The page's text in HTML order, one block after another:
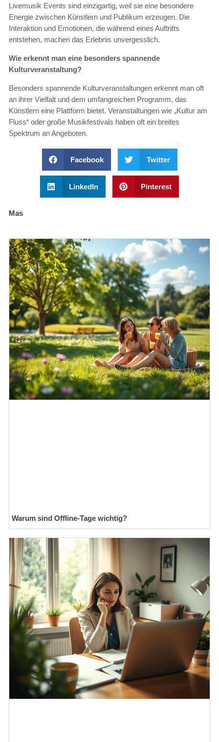
Livemusik Events sind einzigartig, weil sie eine besondere
Energie zwischen Künstlern und Publikum erzeugen. Die
Interaktion und Emotionen, die während eines Auftritts
entstehen, machen das Erlebnis unvergesslich.
Wie erkennt man eine besonders spannende
Kulturveranstaltung?
Besonders spannende Kulturveranstaltungen erkennt man oft
an ihrer Vielfalt und dem umfangreichen Programm, das
Künstlern eine Plattform bietet. Veranstaltungen wie „Kultur am
Fluss“ oder große Musikfestivals haben oft ein breites
Spektrum an Angeboten.
Facebook Twitter
LinkedIn Pinterest
Mas
Warum sind Offline-Tage wichtig?